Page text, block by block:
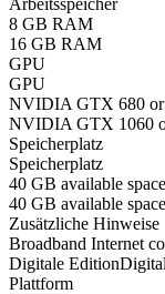
Arbeitsspeicher
8 GB RAM
16 GB RAM
GPU
GPU
NVIDIA GTX 680 or
NVIDIA GTX 1060
Speicherplatz
Speicherplatz
40 GB available space
40 GB available space
Zusätzliche Hinweise
Broadband Internet
Digitale Edition
Plattform